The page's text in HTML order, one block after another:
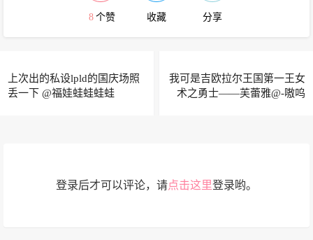
8 个赞 收藏 分享
上次出的私设lpld的国庆场照
丢一下 ​​​@福娃蛙蛙蛙蛙
我可是吉欧拉尔王国第一王女
术之勇士——芙蕾雅@-嗷呜
登录后才可以评论，请点击这里登录哟。